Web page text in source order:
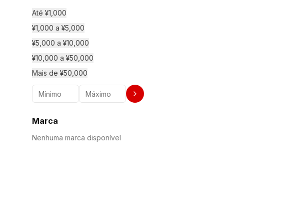
Até ¥1,000
¥1,000 a ¥5,000
¥5,000 a ¥10,000
¥10,000 a ¥50,000
Mais de ¥50,000
Marca
Nenhuma marca disponível